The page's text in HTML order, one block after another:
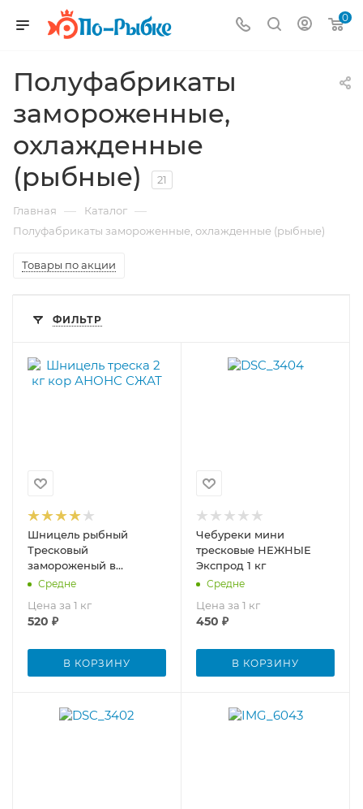
0
Полуфабрикаты
замороженные,
охлажденные
(рыбные)
21
Главная — Каталог —
Полуфабрикаты замороженные, охлажденные (рыбные)
Товары по акции
ФИЛЬТР
Шницель рыбный
Тресковый
замороженый в
панировке 1 кг
Средне
Цена за 1 кг
520 ₽
В КОРЗИНУ
Чебуреки мини
тресковые НЕЖНЫЕ
Экспрод 1 кг
Средне
Цена за 1 кг
450 ₽
В КОРЗИНУ